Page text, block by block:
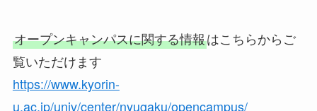
オープンキャンパスに関する情報はこちらからご
覧いただけます
https://www.kyorin-
u.ac.jp/univ/center/nyugaku/opencampus/